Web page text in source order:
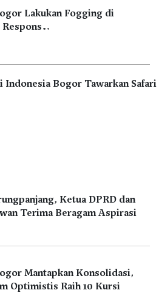
Lakukan Fogging di
Respons…
Indonesia Bogor Tawarkan Safari
Ketua DPRD dan
Terima Beragam Aspirasi
Mantapkan Konsolidasi,
Optimistis Raih 10 Kursi